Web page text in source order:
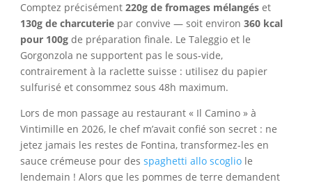
Comptez précisément 220g de fromages mélangéset
130g de charcuteriepar convive — soit environ 360 kcal
pour 100gde préparation finale. Le Taleggio et le
Gorgonzola ne supportent pas le sous-vide,
contrairement à la raclette suisse : utilisez du papier
sulfurisé et consommez sous 48h maximum.
Lors de mon passage au restaurant « Il Camino » à
Vintimille en 2026, le chef m’avait confié son secret : ne
jetez jamais les restes de Fontina, transformez-les en
sauce crémeuse pour des spaghetti allo scogliole
lendemain ! Alors que les pommes de terre demandent